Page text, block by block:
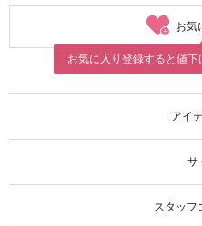
お気
お気に入り登録すると値
アイ
サ
スタッフ